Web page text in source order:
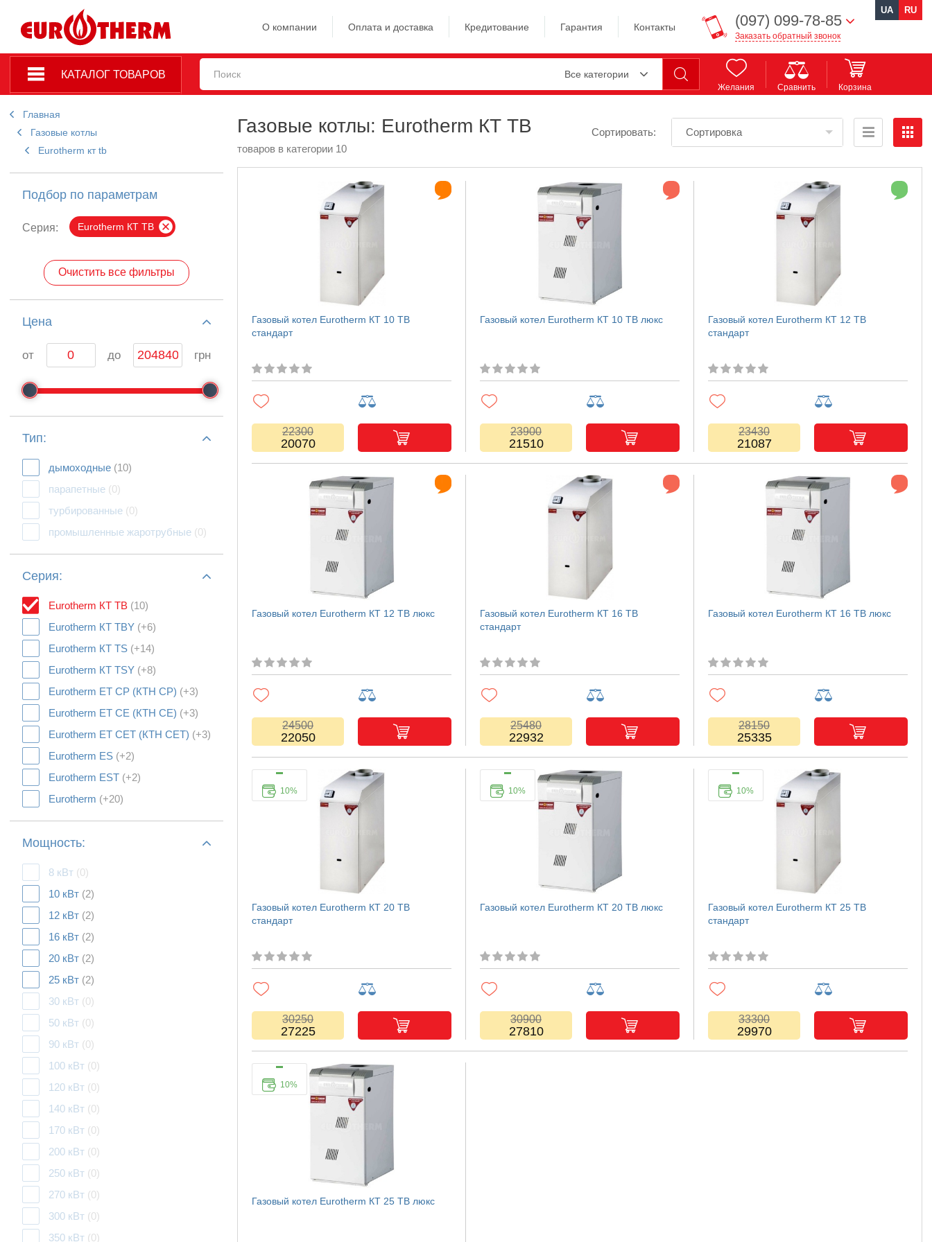
О компании Оплата и доставка Кредитование Гарантия Контакты (097) 099-78-85
Заказать обратный звонок
UA RU
КАТАЛОГ ТОВАРОВ Все категории
Желания Сравнить Корзина
Главная
Газовые котлы
Eurotherm кт tb
Подбор по параметрам
Серия: Eurotherm КТ TB
Очистить все фильтры
Цeна
от до грн
Тип:
дымоходные (10)
парапетные (0)
турбированные (0)
промышленные жаротрубные (0)
Серия:
Eurotherm КТ TB (10)
Eurotherm КТ TBY (+6)
Eurotherm КТ TS (+14)
Eurotherm КТ TSY (+8)
Eurotherm ЕТ СР (КТH CP) (+3)
Eurotherm ЕТ СЕ (КТH CЕ) (+3)
Eurotherm ЕТ СЕТ (КТH CЕТ) (+3)
Eurotherm ES (+2)
Eurotherm EST (+2)
Eurotherm (+20)
Мощность:
8 кВт (0)
10 кВт (2)
12 кВт (2)
16 кВт (2)
20 кВт (2)
25 кВт (2)
30 кВт (0)
50 кВт (0)
90 кВт (0)
100 кВт (0)
120 кВт (0)
140 кВт (0)
170 кВт (0)
200 кВт (0)
250 кВт (0)
270 кВт (0)
300 кВт (0)
350 кВт (0)
Газовые котлы: Eurotherm КТ TB
товаров в категории 10
Сортировать: Сортировка
Газовый котел Eurotherm КТ 10 TB
стандарт
22300
20070
Газовый котел Eurotherm КТ 10 TB люкс
23900
21510
Газовый котел Eurotherm КТ 12 TB
стандарт
23430
21087
Газовый котел Eurotherm КТ 12 TB люкс
24500
22050
Газовый котел Eurotherm КТ 16 TB
стандарт
25480
22932
Газовый котел Eurotherm КТ 16 TB люкс
28150
25335
10%
Газовый котел Eurotherm КТ 20 TB
стандарт
30250
27225
10%
Газовый котел Eurotherm КТ 20 TB люкс
30900
27810
10%
Газовый котел Eurotherm КТ 25 TB
стандарт
33300
29970
10%
Газовый котел Eurotherm КТ 25 TB люкс